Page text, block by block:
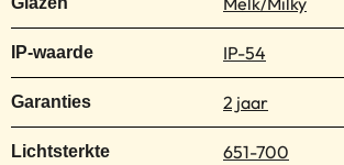
IP-waarde IP-54
Garanties 2 jaar
Lichtsterkte 651-700